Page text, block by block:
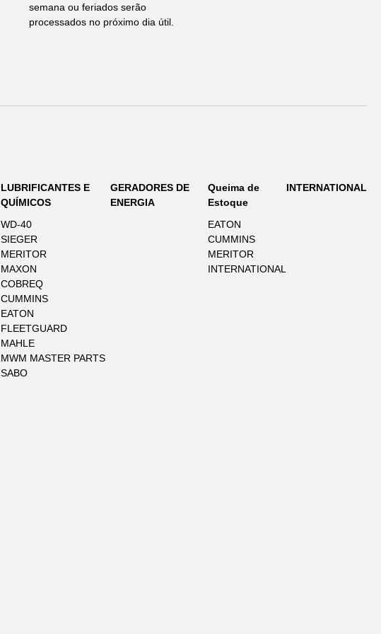
semana ou feriados serão
processados no próximo dia útil.
LUBRIFICANTES E
QUÍMICOS
WD-40
SIEGER
MERITOR
MAXON
COBREQ
CUMMINS
EATON
FLEETGUARD
MAHLE
MWM MASTER PARTS
SABO
GERADORES DE
ENERGIA
Queima de
Estoque
EATON
CUMMINS
MERITOR
INTERNATIONAL
INTERNATIONAL